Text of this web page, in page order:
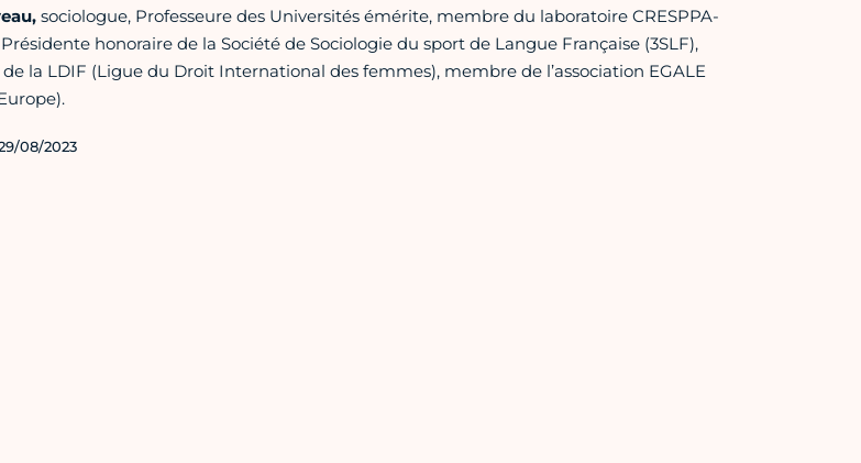
sociologue, Professeure des Universités émérite, membre du laboratoire CRESPPA-
Présidente honoraire de la Société de Sociologie du sport de Langue Française (3SLF),
la LDIF (Ligue du Droit International des femmes), membre de l’association EGALE
08/2023